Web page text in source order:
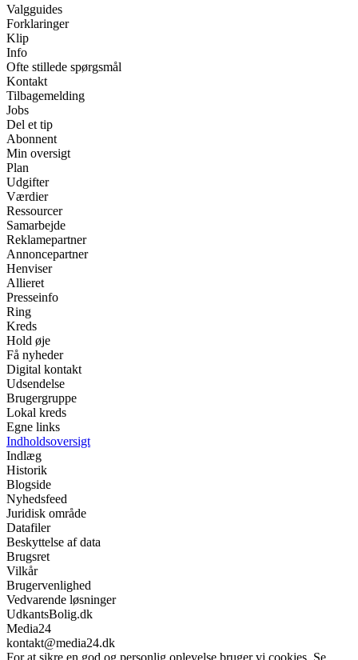
Valgguides
Forklaringer
Klip
Info
Ofte stillede spørgsmål
Kontakt
Tilbagemelding
Jobs
Del et tip
Abonnent
Min oversigt
Plan
Udgifter
Værdier
Ressourcer
Samarbejde
Reklamepartner
Annoncepartner
Henviser
Allieret
Presseinfo
Ring
Kreds
Hold øje
Få nyheder
Digital kontakt
Udsendelse
Brugergruppe
Lokal kreds
Egne links
Indholdsoversigt
Indlæg
Historik
Blogside
Nyhedsfeed
Juridisk område
Datafiler
Beskyttelse af data
Brugsret
Vilkår
Brugervenlighed
Vedvarende løsninger
UdkantsBolig.dk
Media24
kontakt@media24.dk